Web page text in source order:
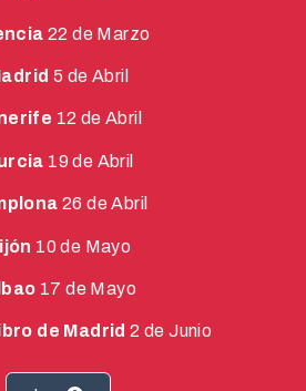
22 de Marzo
5 de Abril
12 de Abril
19 de Abril
26 de Abril
10 de Mayo
17 de Mayo
de Madrid2 de Junio